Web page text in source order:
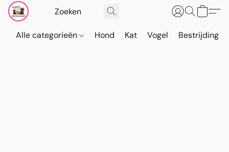
Alle categorieën Hond Kat Vogel Bestrijding